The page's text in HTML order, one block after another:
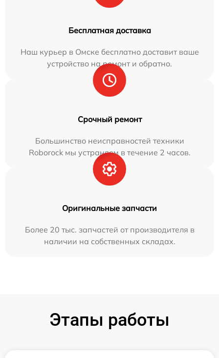
Бесплатная доставка
Наш курьер в Омске бесплатно доставит ваше
устройство на ремонт и обратно.
Срочный ремонт
Большинство неисправностей техники
Roborock мы устраняем в течение 2 часов.
Оригинальные запчасти
Более 20 тыс. запчастей от производителя в
наличии на собственных складах.
Этапы работы